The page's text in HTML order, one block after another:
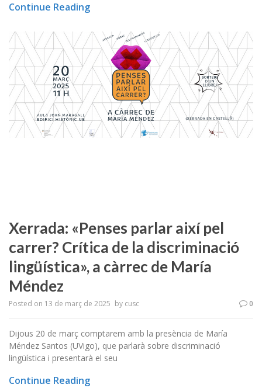
Continue Reading
Xerrada: «Penses parlar així pel
carrer? Crítica de la discriminació
lingüística», a càrrec de María
Méndez
Posted on 13 de març de 2025 by cusc 0
Dijous 20 de març comptarem amb la presència de María
Méndez Santos (UVigo), que parlarà sobre discriminació
lingüística i presentarà el seu
Continue Reading